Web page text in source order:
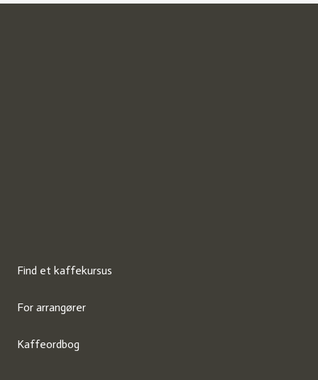
Find et kaffekursus
For arrangører
Kaffeordbog